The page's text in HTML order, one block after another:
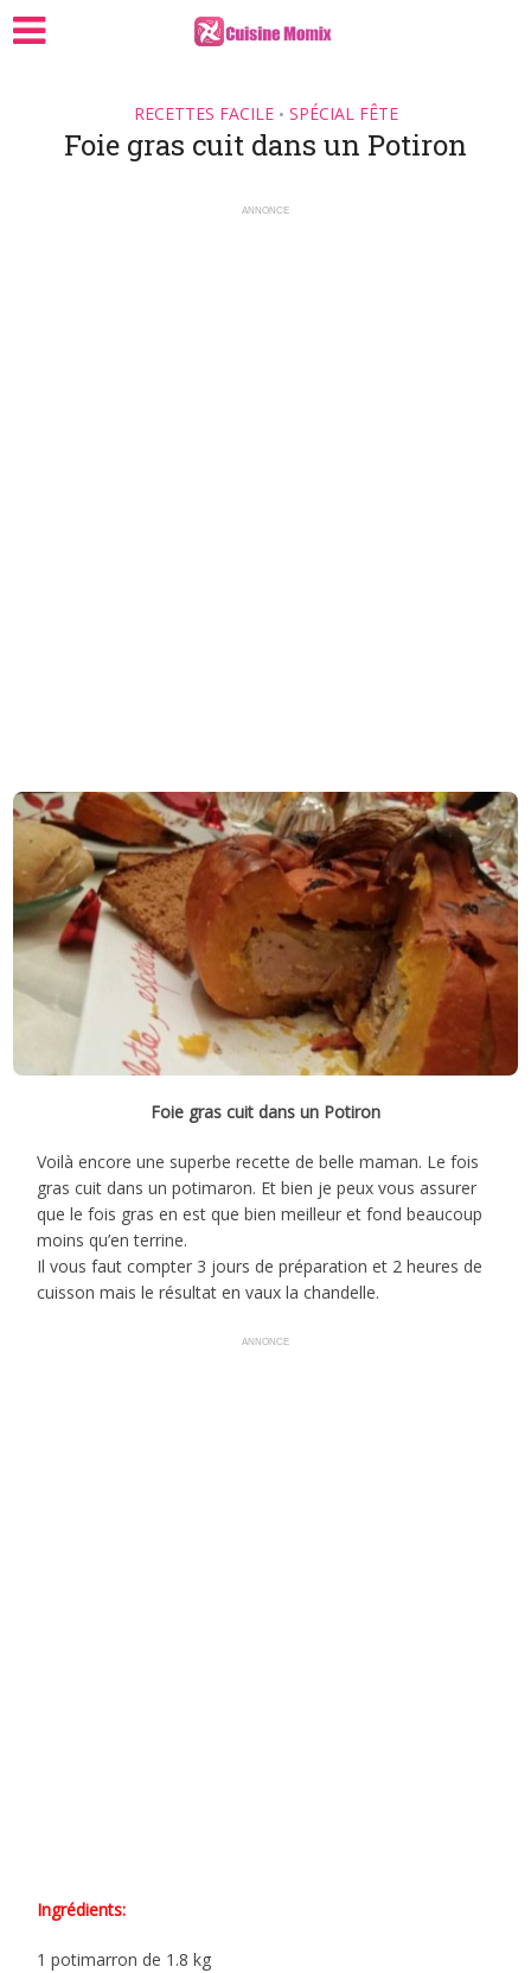
RECETTES FACILE • SPÉCIAL FÊTE
Foie gras cuit dans un Potiron
ANNONCE
Foie gras cuit dans un Potiron
Voilà encore une superbe recette de belle maman. Le fois
gras cuit dans un potimaron. Et bien je peux vous assurer
que le fois gras en est que bien meilleur et fond beaucoup
moins qu’en terrine.
Il vous faut compter 3 jours de préparation et 2 heures de
cuisson mais le résultat en vaux la chandelle.
ANNONCE
Ingrédients:
1 potimarron de 1.8 kg